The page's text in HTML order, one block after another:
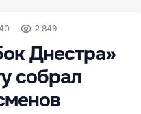
2 849
Днестра»
собрал